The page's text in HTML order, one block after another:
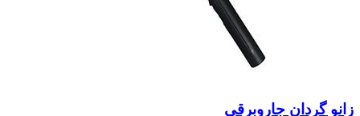
زانو گردان جاروبرقی